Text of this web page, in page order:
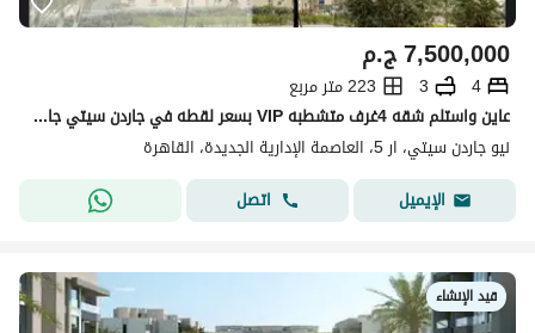
ج.م7,500,000
4
3
223 متر مربع
عاين واستلم شقه 4غرف متشطبه VIP بسعر لقطه في جاردن سيتي جاهزه علي السكن بالتقسيط علي 15سنه دقايق من البرج الايقوني ومسجد مصر
نيو جاردن سيتي، ار 5، العاصمة الإدارية الجديدة، القاهرة
الإيميل
اتصل
قيد الإنشاء